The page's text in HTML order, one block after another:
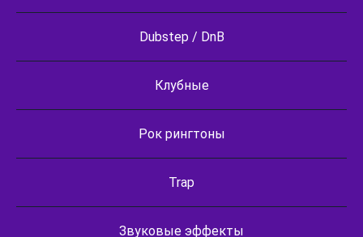
Dubstep / DnB
Клубные
Рок рингтоны
Trap
Звуковые эффекты